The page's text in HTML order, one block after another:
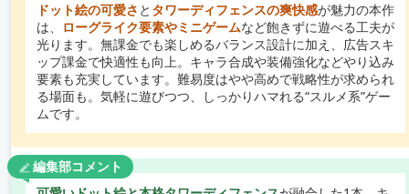
ドット絵の可愛さ と タワーディフェンスの爽快感が魅力の本作
は、
ローグライク要素やミニゲームなど飽きずに遊べる工夫が
光ります。無課金でも楽しめるバランス設計に加え、広告スキ
ップ課金で快適性も向上。キャラ合成や装備強化などやり込み
要素も充実しています。難易度はやや高めで戦略性が求められ
る場面も。気軽に遊びつつ、しっかりハマれる“スルメ系”ゲー
ムです。
編集部コメント